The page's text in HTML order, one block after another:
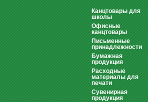
Канцтовары для
школы
Офисные
канцтовары
Письменные
принадлежности
Бумажная
продукция
Расходные
материалы для
печати
Сувенирная
продукция